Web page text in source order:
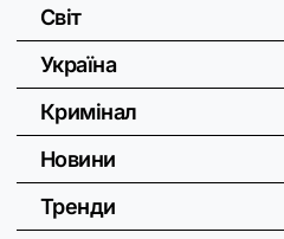
Світ
Україна
Кримінал
Новини
Тренди